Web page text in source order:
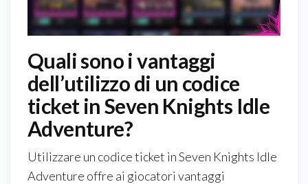
Quali sono i vantaggi
dell’utilizzo di un codice
ticket in Seven Knights Idle
Adventure?
Utilizzare un codice ticket in Seven Knights Idle
Adventure offre ai giocatori vantaggi